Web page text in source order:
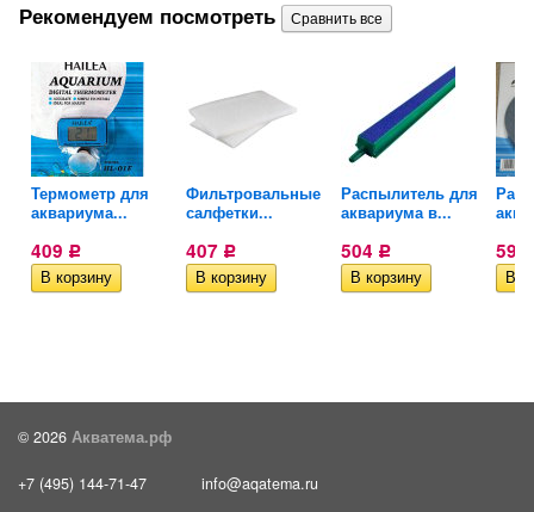
Рекомендуем посмотреть
Термометр для
аквариума...
409 Р
Фильтровальные
салфетки...
407 Р
Распылитель для
аквариума в...
504 Р 590
© 2026 Акватема.рф
+7 (495) 144-71-47 info@aqatema.ru